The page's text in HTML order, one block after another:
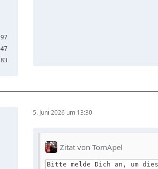
97
5. Juni 2026 um 13:30
Zitat von TomApel
Bitte melde Dich an, um